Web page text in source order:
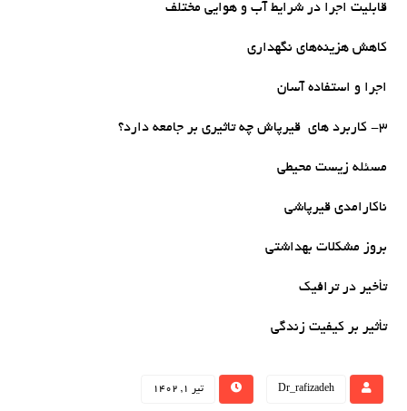
قابلیت اجرا در شرایط آب و هوایی مختلف
کاهش هزینه‌های نگهداری
اجرا و استفاده آسان
3- کاربرد های قیرپاش چه تاثیری بر جامعه دارد؟
مسئله زیست محیطی
ناکارامدی قیرپاشی
بروز مشکلات بهداشتی
تأخیر در ترافیک
تأثیر بر کیفیت زندگی
Dr_rafizadeh تیر 1, 1402